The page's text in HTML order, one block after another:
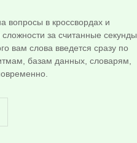
вопросы в кроссвордах и
за считанные секунды,
вам слова введется сразу по
базам данных, словарям,